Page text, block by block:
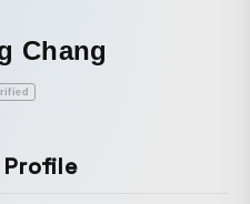
Chang
Profile